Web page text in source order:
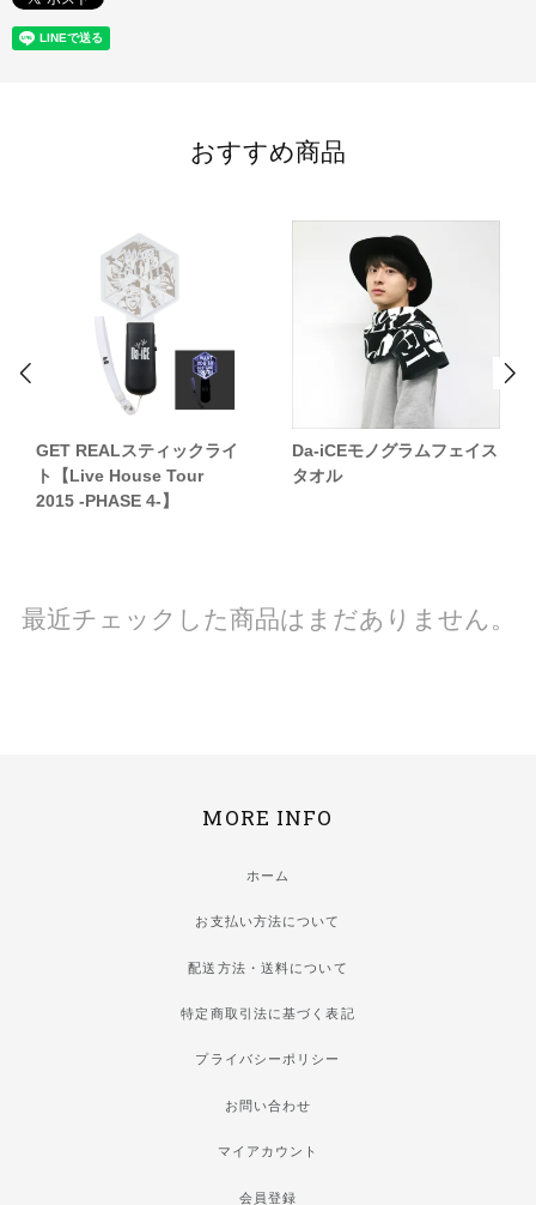
おすすめ商品
GET REALスティックライ
ト【Live House Tour
2015 -PHASE 4-】
Da-iCEモノグラムフェイス
タオル
最近チェックした商品はまだありません。
MORE INFO
ホーム
お支払い方法について
配送方法・送料について
特定商取引法に基づく表記
プライバシーポリシー
お問い合わせ
マイアカウント
会員登録